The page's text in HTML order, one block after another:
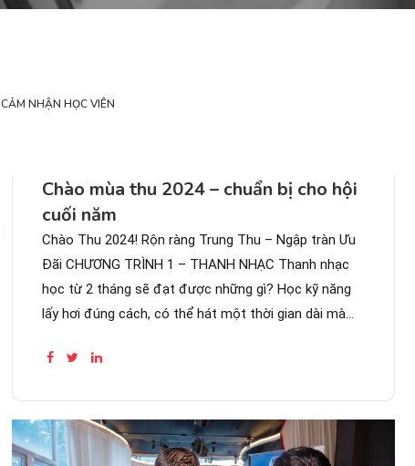
CẢM NHẬN HỌC VIÊN
Chào mùa thu 2024 – chuẩn bị cho hội
cuối năm
Chào Thu 2024! Rộn ràng Trung Thu – Ngập tràn Ưu
Đãi CHƯƠNG TRÌNH 1 – THANH NHẠC Thanh nhạc
học từ 2 tháng sẽ đạt được những gì? Học kỹ năng
lấy hơi đúng cách, có thể hát một thời gian dài mà